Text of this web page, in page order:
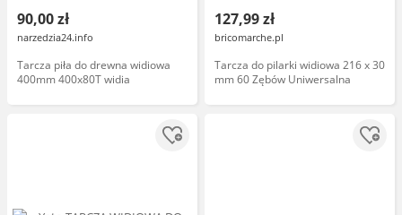
90,00 zł
narzedzia24.info
Tarcza piła do drewna widiowa
400mm 400x80T widia
127,99 zł
bricomarche.pl
Tarcza do pilarki widiowa 216 x 30
mm 60 Zębów Uniwersalna